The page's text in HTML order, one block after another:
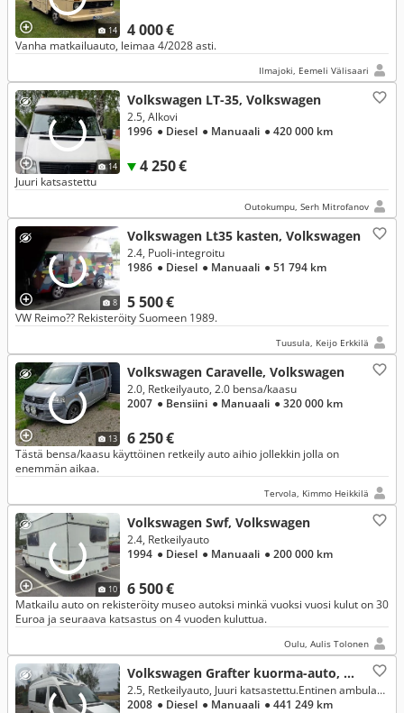
14 4 000 €
Vanha matkailuauto, leimaa 4/2028 asti.
Ilmajoki, Eemeli Välisaari
14
Volkswagen LT-35, Volkswagen
4 250 €
2.5, Alkovi
1996 ● Diesel ● Manuaali ● 420 000 km
Juuri katsastettu
Outokumpu, Serh Mitrofanov
8
Volkswagen Lt35 kasten, Volkswagen
5 500 €
2.4, Puoli-integroitu
1986 ● Diesel ● Manuaali ● 51 794 km
VW Reimo?? Rekisteröity Suomeen 1989.
Tuusula, Keijo Erkkilä
13
Volkswagen Caravelle, Volkswagen
6 250 €
2.0, Retkeilyauto, 2.0 bensa/kaasu
2007 ● Bensiini ● Manuaali ● 320 000 km
Tästä bensa/kaasu käyttöinen retkeily auto aihio jollekkin jolla on
enemmän aikaa.
Tervola, Kimmo Heikkilä
10
Volkswagen Swf, Volkswagen
6 500 €
2.4, Retkeilyauto
1994 ● Diesel ● Manuaali ● 200 000 km
Matkailu auto on rekisteröity museo autoksi minkä vuoksi vuosi kulut on 30
Euroa ja seuraava katsastus on 4 vuoden kuluttua.
Oulu, Aulis Tolonen
Volkswagen Grafter kuorma-auto, Volkswagen
2.5, Retkeilyauto, Juuri katsastettu.Entinen ambulassi,muutettu retkeilyautoksi
2008 ● Diesel ● Manuaali ● 441 249 km